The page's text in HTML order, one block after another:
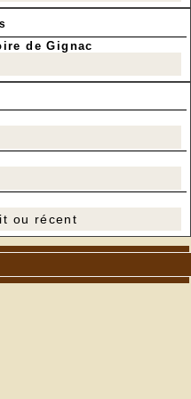
de Gignac
ou récent